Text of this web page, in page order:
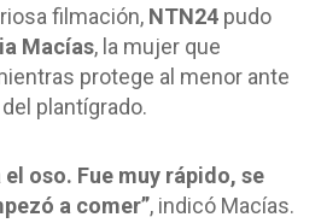
filmación, NTN24 pudo
Macías, la mujer que
protege al menor ante
plantígrado.
el oso. Fue muy rápido, se
a comer”, indicó Macías.